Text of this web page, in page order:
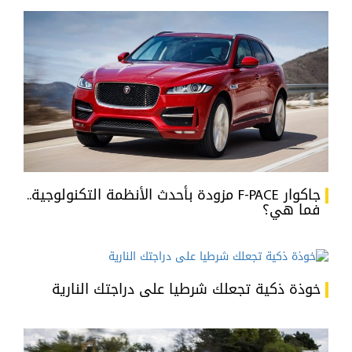
جاكوار F-PACE مزودة بأحدث الأنظمة التكنولوجية..
فما هي؟
خوذة ذكية تجعلك شرطيا على دراجتك النارية